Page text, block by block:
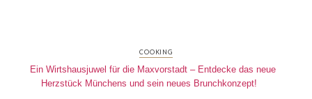
COOKING
Ein Wirtshausjuwel für die Maxvorstadt – Entdecke das neue
Herzstück Münchens und sein neues Brunchkonzept!